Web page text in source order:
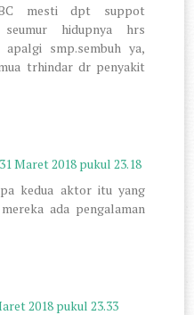
mesti dpt suppot
hidupnya hrs
smp.sembuh ya,
trhindar dr penyakit
31 Maret 2018 pukul 23.18
kedua aktor itu yang
ada pengalaman
2018 pukul 23.33